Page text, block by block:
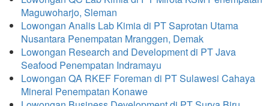
Maguwoharjo, Sleman
Lowongan Analis Lab Kimia di PT Saprotan Utama
Nusantara Penempatan Mranggen, Demak
Lowongan Research and Development di PT Java
Seafood Penempatan Indramayu
Lowongan QA RKEF Foreman di PT Sulawesi Cahaya
Mineral Penempatan Konawe